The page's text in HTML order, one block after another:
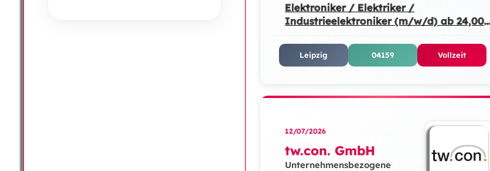
Elektroniker / Elektriker /
Industrieelektroniker (m/w/d) ab 24,00
Leipzig 04159 Vollzeit
12/07/2026
tw.con. GmbH
Unternehmensbezogene